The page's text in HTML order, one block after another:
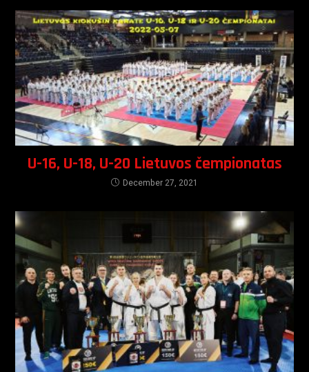
U-16, U-18, U-20 Lietuvos čempionatas
December 27, 2021